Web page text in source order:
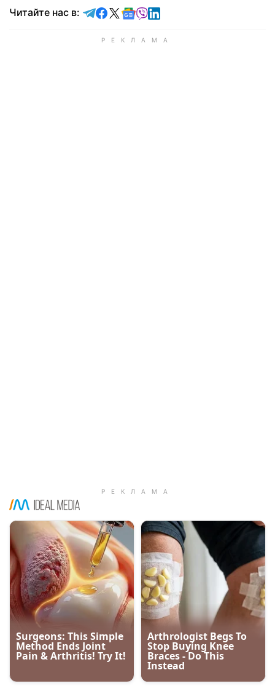
Читайте нас в: Читайте в Telegram
Читайте в Facebook
Читайте в X
Читайте в Google news
Читайте в Viber
Читайте в LinkedIn